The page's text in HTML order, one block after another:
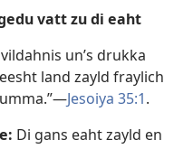
vatt zu di eaht
un’s drukka
land zayld fraylich
Jesoiya 35:1.
Di gans eaht zayld en